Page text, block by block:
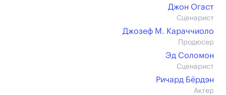
Джон Огаст
Сценарист
Джозеф М. Караччиоло
Продюсер
Эд Соломон
Сценарист
Ричард Бёрдэн
Актер